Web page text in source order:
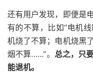
还有用户发现，即便是
有的不算，比如“电机
机烧了不算；电机烧黑
烟不算……”。 总之，只
能退机。